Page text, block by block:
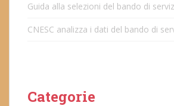
Guida alla selezioni del bando di
CNESC analizza i dati del bando di
Categorie